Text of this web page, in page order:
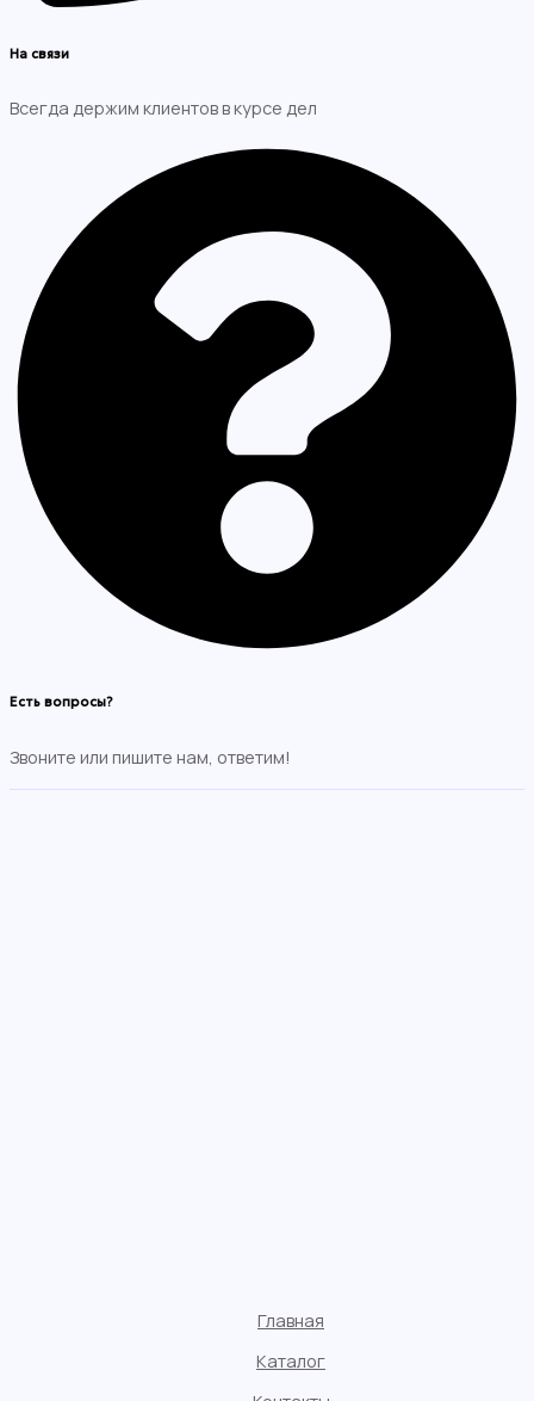
На связи
Всегда держим клиентов в курсе дел
Есть вопросы?
Звоните или пишите нам, ответим!
Главная
Каталог